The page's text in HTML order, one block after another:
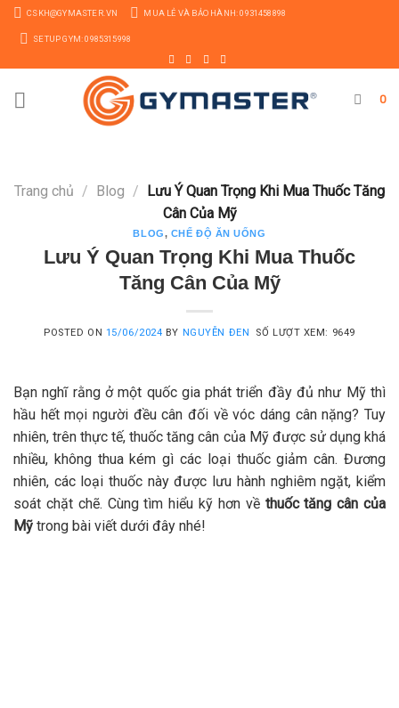
SkipCSKH@GYMASTER.VN MUA LẺ VÀ BẢO HÀNH: 0931458898
SETUP GYM: 0985315998
0
Trang chủ / Blog /
Lưu Ý Quan Trọng Khi Mua Thuốc Tăng
Cân Của Mỹ
BLOG, CHẾ ĐỘ ĂN UỐNG
Lưu Ý Quan Trọng Khi Mua Thuốc
Tăng Cân Của Mỹ
POSTED ON 15/06/2024 BY NGUYỄN ĐEN SỐ LƯỢT XEM: 9649
Bạn nghĩ rằng ở một quốc gia phát triển đầy đủ như Mỹ thì
hầu hết mọi người đều cân đối về vóc dáng cân nặng? Tuy
nhiên, trên thực tế, thuốc tăng cân của Mỹ được sử dụng khá
nhiều, không thua kém gì các loại thuốc giảm cân. Đương
nhiên, các loại thuốc này được lưu hành nghiêm ngặt, kiểm
soát chặt chẽ. Cùng tìm hiểu kỹ hơn về thuốc tăng cân của
Mỹ trong bài viết dưới đây nhé!